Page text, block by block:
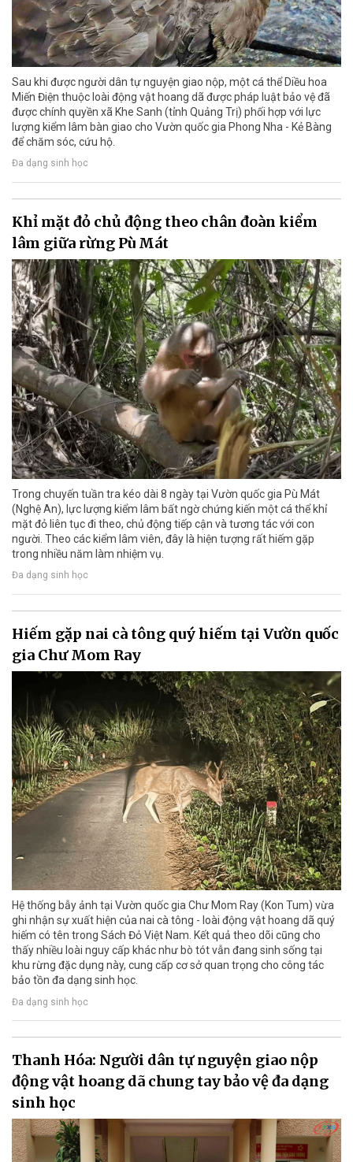
Sau khi được người dân tự nguyện giao nộp, một cá thể Diều hoa
Miến Điện thuộc loài động vật hoang dã được pháp luật bảo vệ đã
được chính quyền xã Khe Sanh (tỉnh Quảng Trị) phối hợp với lực
lượng kiểm lâm bàn giao cho Vườn quốc gia Phong Nha - Kẻ Bàng
để chăm sóc, cứu hộ.
Đa dạng sinh học
Khỉ mặt đỏ chủ động theo chân đoàn kiểm
lâm giữa rừng Pù Mát
Trong chuyến tuần tra kéo dài 8 ngày tại Vườn quốc gia Pù Mát
(Nghệ An), lực lượng kiểm lâm bất ngờ chứng kiến một cá thể khỉ
mặt đỏ liên tục đi theo, chủ động tiếp cận và tương tác với con
người. Theo các kiểm lâm viên, đây là hiện tượng rất hiếm gặp
trong nhiều năm làm nhiệm vụ.
Đa dạng sinh học
Hiếm gặp nai cà tông quý hiếm tại Vườn quốc
gia Chư Mom Ray
Hệ thống bẫy ảnh tại Vườn quốc gia Chư Mom Ray (Kon Tum) vừa
ghi nhận sự xuất hiện của nai cà tông - loài động vật hoang dã quý
hiếm có tên trong Sách Đỏ Việt Nam. Kết quả theo dõi cũng cho
thấy nhiều loài nguy cấp khác như bò tót vẫn đang sinh sống tại
khu rừng đặc dụng này, cung cấp cơ sở quan trọng cho công tác
bảo tồn đa dạng sinh học.
Đa dạng sinh học
Thanh Hóa: Người dân tự nguyện giao nộp
động vật hoang dã chung tay bảo vệ đa dạng
sinh học